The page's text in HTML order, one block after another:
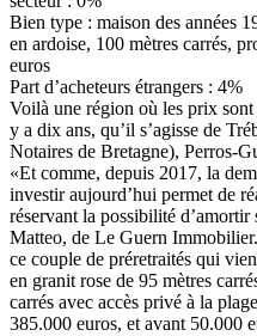
Bien type : maison des années
en ardoise, 100 mètres carrés,
euros
Part d’acheteurs étrangers : 4%
Voilà une région où les prix
y a dix ans, qu’il s’agisse de
Notaires de Bretagne), Perros-
«Et comme, depuis 2017, la
investir aujourd’hui permet de
réservant la possibilité d’amortir
Matteo, de Le Guern
ce couple de préretraités qui
en granit rose de 95 mètres
carrés avec accès privé à la
385.000 euros, et avant 50.000